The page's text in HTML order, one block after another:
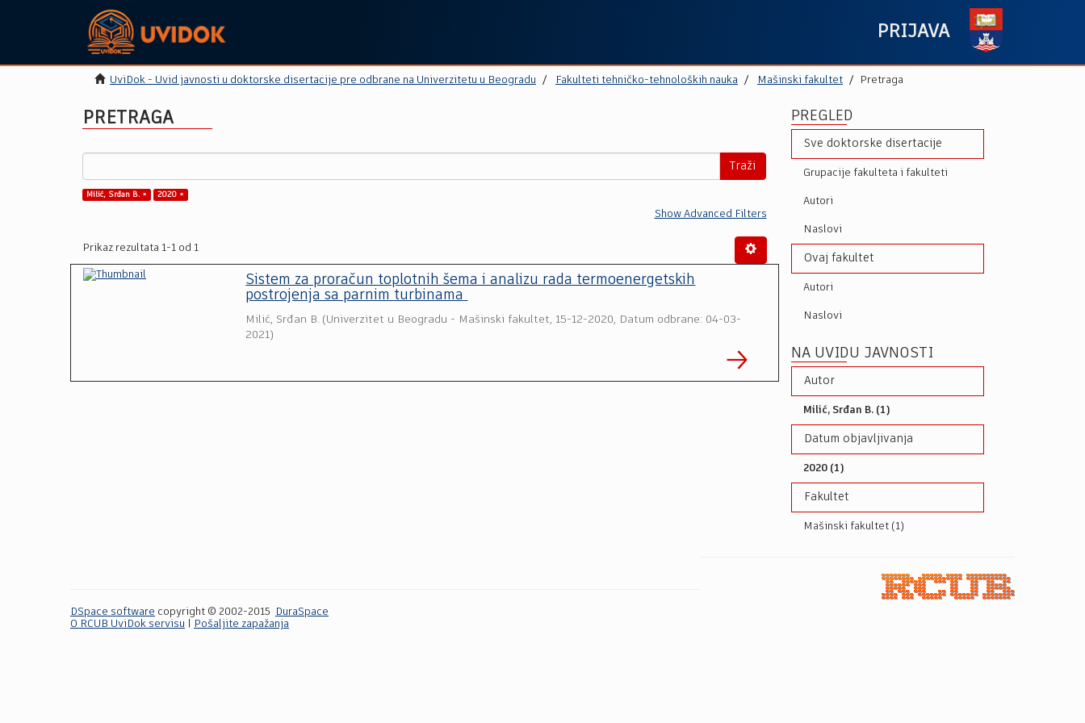
PRIJAVA
UviDok - Uvid javnosti u doktorske disertacije pre odbrane na Univerzitetu u Beogradu Fakulteti tehničko-tehnoloških nauka Mašinski fakultet Pretraga
PRETRAGA
Traži
Milić, Srđan B. × 2020 ×
Show Advanced Filters
Prikaz rezultata 1-1 od 1
Sistem za proračun toplotnih šema i analizu rada termoenergetskih
postrojenja sa parnim turbinama
Milić, Srđan B. (Univerzitet u Beogradu - Mašinski fakultet, 15-12-2020, Datum odbrane: 04-03-
2021)
PREGLED
Sve doktorske disertacije
Grupacije fakulteta i fakulteti
Autori
Naslovi
Ovaj fakultet
Autori
Naslovi
NA UVIDU JAVNOSTI
Autor
Milić, Srđan B. (1)
Datum objavljivanja
2020 (1)
Fakultet
Mašinski fakultet (1)
DSpace software copyright © 2002-2015
DuraSpace
O RCUB UviDok servisu
Pošaljite zapažanja